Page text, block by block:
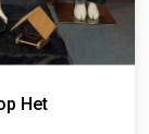
Het